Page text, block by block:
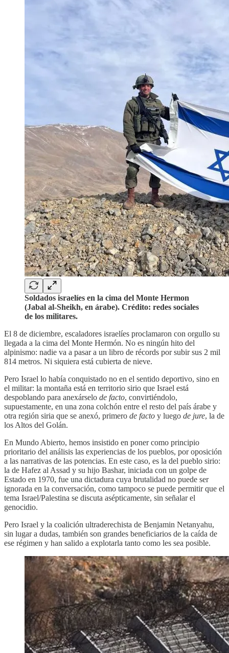
Soldados israelíes en la cima del Monte Hermon
(Jabal al-Sheikh, en árabe). Crédito: redes sociales
de los militares.
El 8 de diciembre, escaladores israelíes proclamaron con orgullo su
llegada a la cima del Monte Hermón. No es ningún hito del
alpinismo: nadie va a pasar a un libro de récords por subir sus 2 mil
814 metros. Ni siquiera está cubierta de nieve.
Pero Israel lo había conquistado no en el sentido deportivo, sino en
el militar: la montaña está en territorio sirio que Israel está
despoblando para anexárselo de facto, convirtiéndolo,
supuestamente, en una zona colchón entre el resto del país árabe y
otra región siria que se anexó, primero de facto y luego de jure, la de
los Altos del Golán.
En Mundo Abierto, hemos insistido en poner como principio
prioritario del análisis las experiencias de los pueblos, por oposición
a las narrativas de las potencias. En este caso, es la del pueblo sirio:
la de Hafez al Assad y su hijo Bashar, iniciada con un golpe de
Estado en 1970, fue una dictadura cuya brutalidad no puede ser
ignorada en la conversación, como tampoco se puede permitir que el
tema Israel/Palestina se discuta asépticamente, sin señalar el
genocidio.
Pero Israel y la coalición ultraderechista de Benjamin Netanyahu,
sin lugar a dudas, también son grandes beneficiarios de la caída de
ese régimen y han salido a explotarla tanto como les sea posible.